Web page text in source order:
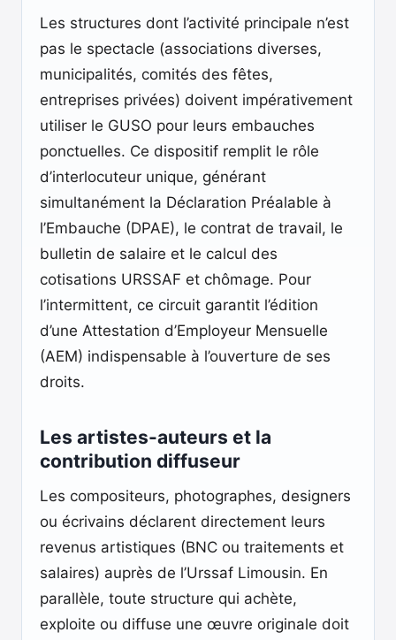
Les structures dont l’activité principale n’est
pas le spectacle (associations diverses,
municipalités, comités des fêtes,
entreprises privées) doivent impérativement
utiliser le GUSO pour leurs embauches
ponctuelles. Ce dispositif remplit le rôle
d’interlocuteur unique, générant
simultanément la Déclaration Préalable à
l’Embauche (DPAE), le contrat de travail, le
bulletin de salaire et le calcul des
cotisations URSSAF et chômage. Pour
l’intermittent, ce circuit garantit l’édition
d’une Attestation d’Employeur Mensuelle
(AEM) indispensable à l’ouverture de ses
droits.
Les artistes-auteurs et la
contribution diffuseur
Les compositeurs, photographes, designers
ou écrivains déclarent directement leurs
revenus artistiques (BNC ou traitements et
salaires) auprès de l’Urssaf Limousin. En
parallèle, toute structure qui achète,
exploite ou diffuse une œuvre originale doit